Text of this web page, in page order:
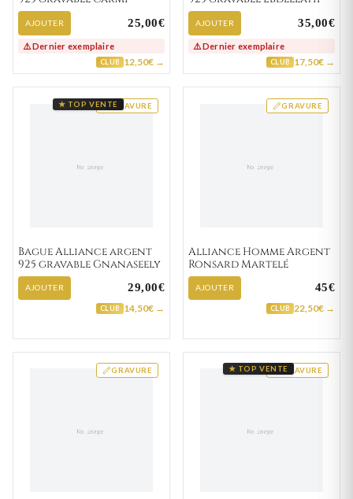
AJOUTER 25,00€
⚠️ Dernier exemplaire
CLUB 12,50€ →
AJOUTER 35,00€
⚠️ Dernier exemplaire
CLUB 17,50€ →
GRAVURE
★ TOP VENTE
Bague Alliance argent
925 gravable Gnanaseely
AJOUTER 29,00€
CLUB 14,50€ →
GRAVURE
Alliance Homme Argent
Ronsard Martelé
AJOUTER 45€
CLUB 22,50€ →
GRAVURE GRAVURE
★ TOP VENTE